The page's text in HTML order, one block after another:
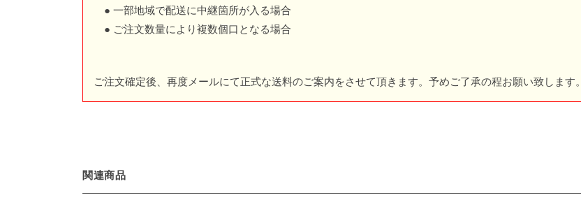
● 一部地域で配送に中継箇所が入る場合
● ご注文数量により複数個口となる場合
ご注文確定後、再度メールにて正式な送料のご案内をさせて頂きます。予めご了承の程お願い致します。
関連商品